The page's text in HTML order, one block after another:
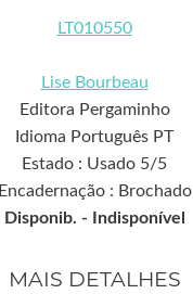
LT010550
Lise Bourbeau
Editora Pergaminho
Idioma Português PT
Estado : Usado 5/5
Encadernação : Brochado
Disponib. -
Indisponível
MAIS DETALHES